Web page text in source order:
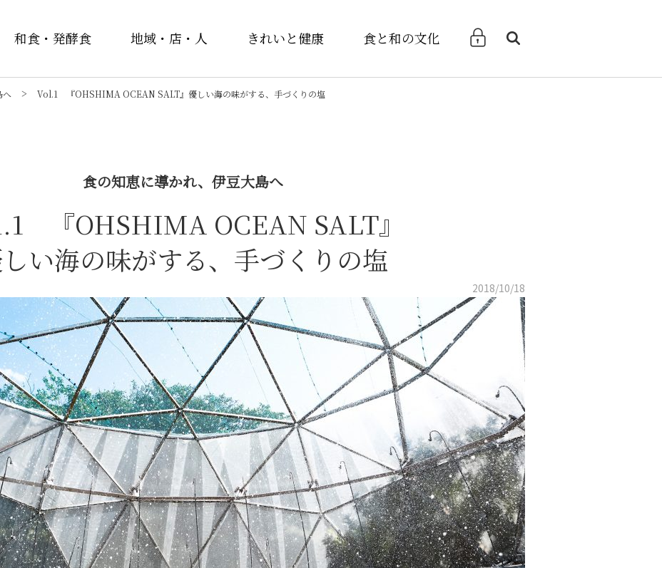
和食・発酵食 地域・店・人 きれいと健康 食と和の文化 検索
へ Vol.1 『OHSHIMA OCEAN SALT』優しい海の味がする、手づくりの塩
食の知恵に導かれ、伊豆大島へ
『OHSHIMA OCEAN SALT』
い海の味がする、手づくりの塩
2018/10/18